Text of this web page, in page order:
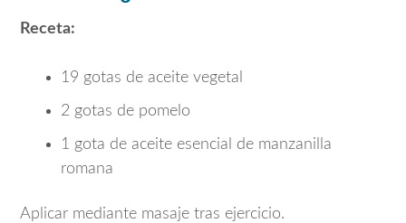
Receta:
19 gotas de aceite vegetal
2 gotas de pomelo
1 gota de aceite esencial de manzanilla
romana
Aplicar mediante masaje tras ejercicio.